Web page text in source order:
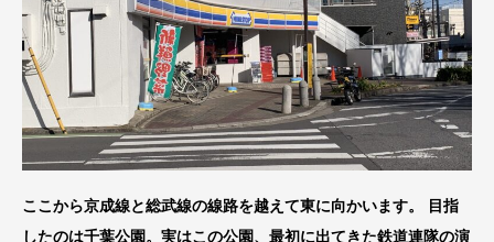
ここから京成線と総武線の線路を越えて東に向かいます。 目指
したのは千葉公園。実はこの公園、最初に出てきた鉄道連隊の演